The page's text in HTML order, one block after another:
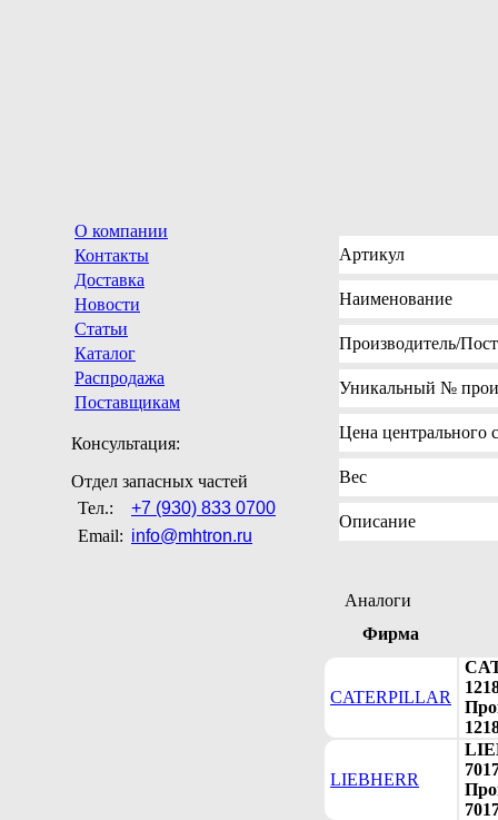
О компании
Контакты
Доставка
Новости
Статьи
Каталог
Распродажа
Поставщикам
Консультация:
Отдел запасных частей
Тел.:
+7 (930) 833 0700
Email: info@mhtron.ru
Артикул
Наименование
Производитель/
Уникальный №
Цена центрального
Вес
Описание
Аналоги
Фирма
CATERPILLAR
LIEBHERR